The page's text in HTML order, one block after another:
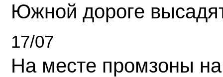
Южной дороге
17/07
На месте промзоны